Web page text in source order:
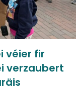
véier fir
verzaubert